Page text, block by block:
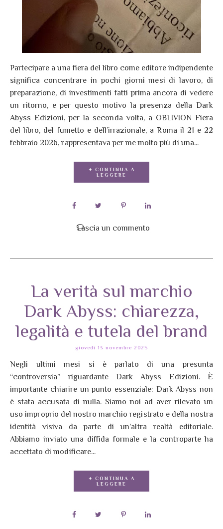
Partecipare a una fiera del libro come editore indipendente
significa concentrare in pochi giorni mesi di lavoro, di
preparazione, di investimenti fatti prima ancora di vedere
un ritorno, e per questo motivo la presenza della Dark
Abyss Edizioni, per la seconda volta, a OBLIVION Fiera
del libro, del fumetto e dell’irrazionale, a Roma il 21 e 22
febbraio 2026, rappresentava per me molto più di una...
+ CONTINUA A
LEGGERE
Lascia un commento
La verità sul marchio
Dark Abyss: chiarezza,
legalità e tutela del brand
giovedì 13 novembre 2025
Negli ultimi mesi si è parlato di una presunta
“controversia” riguardante Dark Abyss Edizioni. È
importante chiarire un punto essenziale: Dark Abyss non
è stata accusata di nulla. Siamo noi ad aver rilevato un
uso improprio del nostro marchio registrato e della nostra
identità visiva da parte di un’altra realtà editoriale.
Abbiamo inviato una diffida formale e la controparte ha
accettato di modificare...
+ CONTINUA A
LEGGERE